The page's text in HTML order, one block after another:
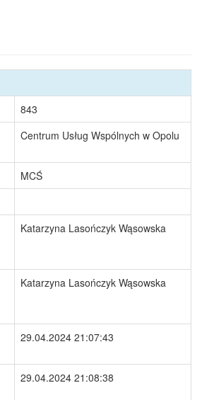
843
Centrum Usług Wspólnych w Opolu
MCŚ
Katarzyna Lasończyk Wąsowska
Katarzyna Lasończyk Wąsowska
29.04.2024 21:07:43
29.04.2024 21:08:38